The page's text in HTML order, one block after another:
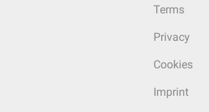
Terms
Privacy
Cookies
Imprint